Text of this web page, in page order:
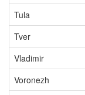
Tula
Tver
Vladimir
Voronezh